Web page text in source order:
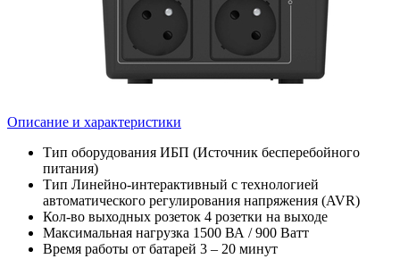
Описание и характеристики
Тип оборудования ИБП (Источник бесперебойного
питания)
Тип Линейно-интерактивный с технологией
автоматического регулирования напряжения (AVR)
Кол-во выходных розеток 4 розетки на выходе
Максимальная нагрузка 1500 ВА / 900 Ватт
Время работы от батарей 3 – 20 минут